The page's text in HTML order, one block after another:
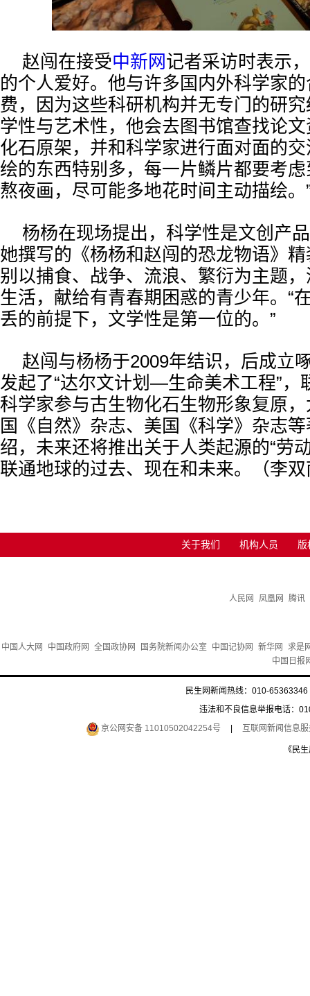
赵闯在接受中新网 记者采访时表示
的个人爱好。他与许多国内外科学家
费，因为这些科研机构并无专门的研
学性与艺术性，他会去图书馆查找论
化石原架，并和科学家进行面对面的交
绘的东西特别多，每一片鳞片都要考
熬夜画，尽可能多地花时间主动描绘。
杨杨在现场提出，科学性是文创产
她撰写的《杨杨和赵闯的恐龙物语》
别以捕食、战争、流浪、繁衍为主题
生活，献给有青春期困惑的青少年。“
丢的前提下，文学性是第一位的。”
赵闯与杨杨于2009年结识，后成立
发起了“达尔文计划—生命美术工程”，
科学家参与古生物化石生物形象复原
国《自然》杂志、美国《科学》杂志
绍，未来还将推出关于人类起源的“劳
联通地球的过去、现在和未来。（李
关于我们 机构人员 版
人民网 凤凰网 腾讯
中国人大网 中国政府网 全国政协网 国务院新闻办公室 中国记协网 新华网
求是
中国日报
民生网新闻热线：010-
违法和不良信息举报电话：
京公网安备 11010502042254号
互联网新闻信息
《民